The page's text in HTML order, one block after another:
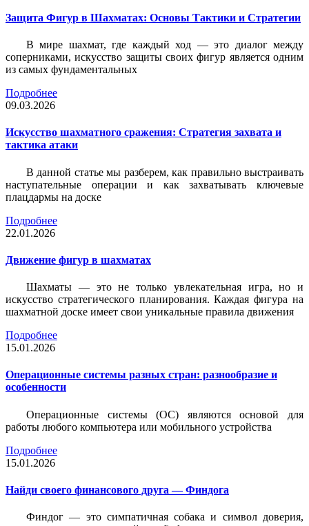
Защита Фигур в Шахматах: Основы Тактики и Стратегии
В мире шахмат, где каждый ход — это диалог между
соперниками, искусство защиты своих фигур является одним
из самых фундаментальных
Подробнее
09.03.2026
Искусство шахматного сражения: Стратегия захвата и
тактика атаки
В данной статье мы разберем, как правильно выстраивать
наступательные операции и как захватывать ключевые
плацдармы на доске
Подробнее
22.01.2026
Движение фигур в шахматах
Шахматы — это не только увлекательная игра, но и
искусство стратегического планирования. Каждая фигура на
шахматной доске имеет свои уникальные правила движения
Подробнее
15.01.2026
Операционные системы разных стран: разнообразие и
особенности
Операционные системы (ОС) являются основой для
работы любого компьютера или мобильного устройства
Подробнее
15.01.2026
Найди своего финансового друга — Финдога
Финдог — это симпатичная собака и символ доверия,